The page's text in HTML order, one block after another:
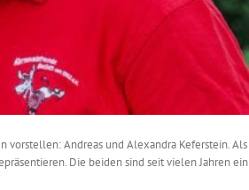
vorstellen: Andreas und Alexandra Keferstein. Als
Die beiden sind seit vielen Jahren ein